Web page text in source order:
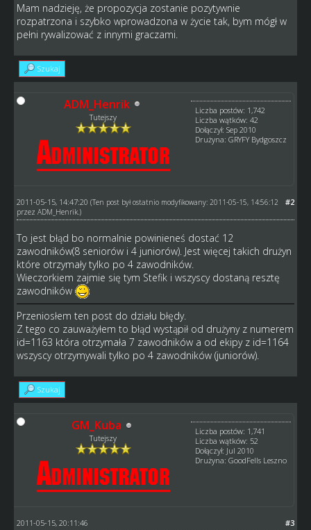
Mam nadzieję, że propozycja zostanie pozytywnie
rozpatrzona i szybko wprowadzona w życie tak, bym mógł w
pełni rywalizować z innymi graczami.
Szukaj
ADM_Henrik
Tutejszy
Liczba postów: 1,742
Liczba wątków: 42
Dołączył: Sep 2010
Drużyna: GRYFY Bydgoszcz
#2
2011-05-15, 14:47:20 (Ten post był ostatnio modyfikowany: 2011-05-15, 14:56:12
przez ADM_Henrik.)
To jest błąd bo normalnie powinieneś dostać 12
zawodników(8 seniorów i 4 juniorów). Jest więcej takich drużyn
które otrzymały tylko po 4 zawodników.
Wieczorkiem zajmie się tym Stefik i wszyscy dostaną resztę
zawodników
Przeniosłem ten post do działu błędy.
Z tego co zauważyłem to błąd wystąpił od drużyny z numerem
id=1163 która otrzymała 7 zawodników a od ekipy z id=1164
wszyscy otrzymywali tylko po 4 zawodników (juniorów).
Szukaj
GM_Kuba
Tutejszy
Liczba postów: 1,741
Liczba wątków: 52
Dołączył: Jul 2010
Drużyna: GoodFells Leszno
#3
2011-05-15, 20:11:46